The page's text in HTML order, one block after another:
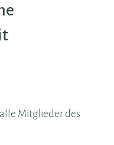
Mitglieder des